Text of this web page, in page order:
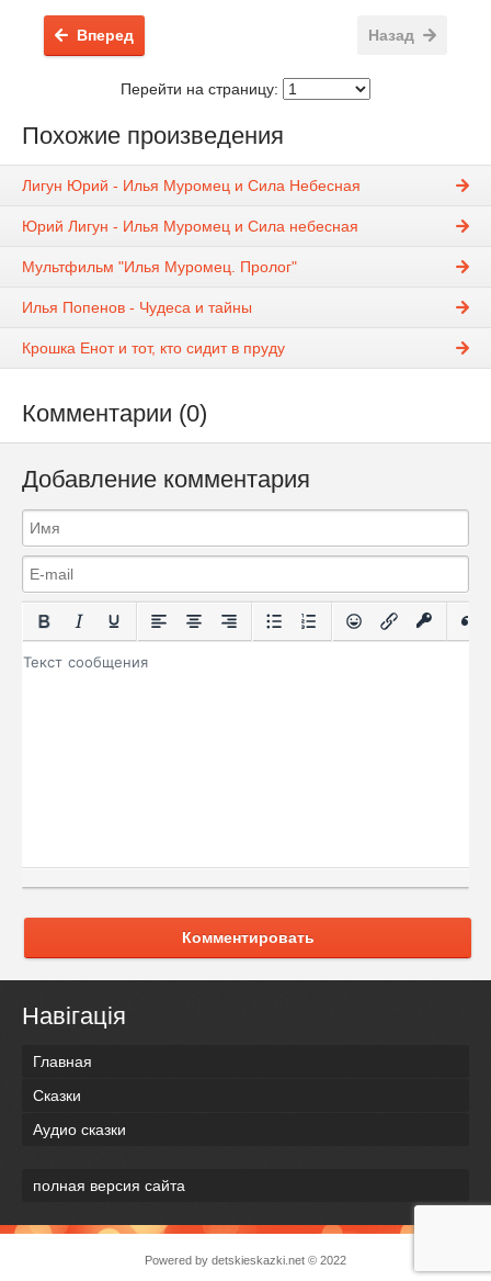
Назад
Вперед
Перейти на страницу:
Похожие произведения
Лигун Юрий - Илья Муромец и Сила Небесная
Юрий Лигун - Илья Муромец и Сила небесная
Мультфильм "Илья Муромец. Пролог"
Илья Попенов - Чудеса и тайны
Крошка Енот и тот, кто сидит в пруду
Комментарии (0)
Добавление комментария
Комментировать
Навігація
Главная
Сказки
Аудио сказки
полная версия сайта
Powered by detskieskazki.net © 2022